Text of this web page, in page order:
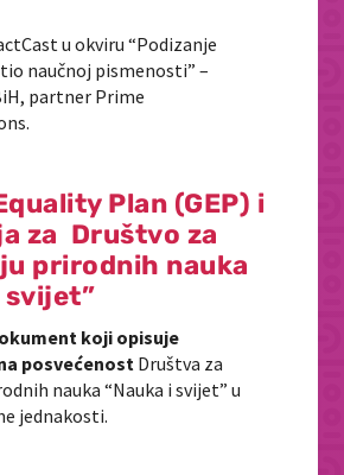
u okviru “Podizanje
naučnoj pismenosti” –
partner Prime
Plan (GEP) i
za Društvo za
prirodnih nauka
svijet”
koji opisuje
posvećenost Društva za
nauka “Nauka i svijet” u
jednakosti.